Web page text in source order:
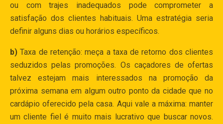
ou com trajes inadequados pode comprometer a
satisfação dos clientes habituais. Uma estratégia seria
definir alguns dias ou horários específicos.
b) Taxa de retenção: meça a taxa de retorno dos clientes
seduzidos pelas promoções. Os caçadores de ofertas
talvez estejam mais interessados na promoção da
próxima semana em algum outro ponto da cidade que no
cardápio oferecido pela casa. Aqui vale a máxima: manter
um cliente fiel é muito mais lucrativo que buscar novos.